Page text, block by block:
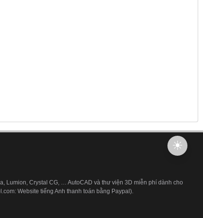
Lumion, Crystal CG, … AutoCAD và thư viện 3D miễn phí dành cho
Website tiếng Anh thanh toán bằng Paypal).